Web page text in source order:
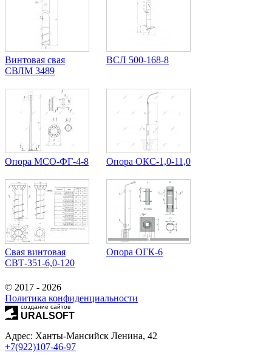
Винтовая свая
СВЛМ 3489
ВСЛ 500-168-8
Опора МCО-ФГ-4-8 Опора ОКС-1,0-11,0
Свая винтовая
СВТ-351-6,0-120
Опора ОГК-6
© 2017 - 2026
Политика конфиденциальности
создание сайтов
URALSOFT
Адрес: Ханты-Мансийск Ленина, 42
+7(922)107-46-97